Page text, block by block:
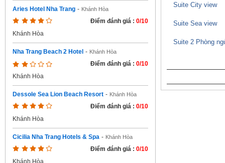
Aries Hotel Nha Trang - Khánh Hòa
Điểm đánh giá : 0/10
Khánh Hòa
Nha Trang Beach 2 Hotel - Khánh Hòa
Điểm đánh giá : 0/10
Khánh Hòa
Dessole Sea Lion Beach Resort - Khánh Hòa
Điểm đánh giá : 0/10
Khánh Hòa
Cicilia Nha Trang Hotels & Spa - Khánh Hòa
Điểm đánh giá : 0/10
Khánh Hòa
Suite City view
Suite Sea view
Suite 2 Phòng